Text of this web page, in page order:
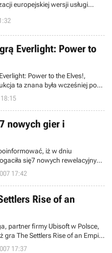
europejskiej wersji usługi
się ona z trzech pozycji,
hydraulik Mario, bohater gry
Everlight: Power to
Power to the Elves!,
ta znana była wcześniej pod
Candles, Fairies and a
zdecydowali się określać
grupy Silver Style,
nad ich projektem dobiegły
nowych gier i
iż w dniu
się7 nowych rewelacyjnych
17:42
Rise of an
partner firmy Ubisoft w Polsce,
The Settlers Rise of an Empire
Imperium.
17:37